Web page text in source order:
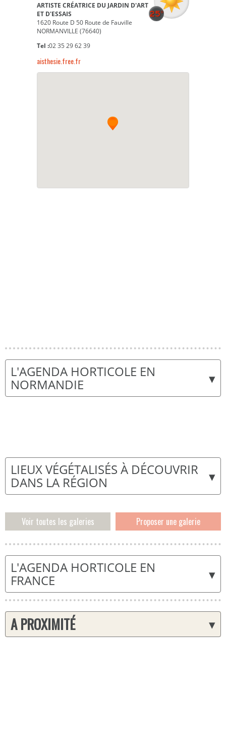
ARTISTE CRÉATRICE DU JARDIN D'ART
ET D'ESSAIS
1620 Route D 50 Route de Fauville
NORMANVILLE (76640)
Tel :02 35 29 62 39
aisthesie.free.fr
▾
L'AGENDA HORTICOLE EN
NORMANDIE
▾
LIEUX VÉGÉTALISÉS À DÉCOUVRIR
DANS LA RÉGION
Voir toutes les galeries Proposer une galerie
▾
L'AGENDA HORTICOLE EN
FRANCE
▾
A PROXIMITÉ